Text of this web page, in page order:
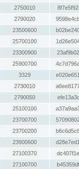
2750010
2790020
23500600
25700100
23300900
25900700
3329
2730010
2790050
25100100
23700700
23700200
23900600
27100370
27100700